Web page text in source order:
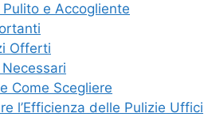
e Accogliente
Offerti
Come Scegliere
l’Efficienza delle Pulizie Uffici